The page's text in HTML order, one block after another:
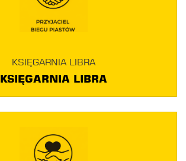
KSIĘGARNIA LIBRA
KSIĘGARNIA LIBRA